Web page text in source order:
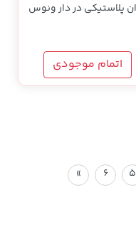
پلاستیکی در دار ونوس
اتمام موجودی
5
6
»